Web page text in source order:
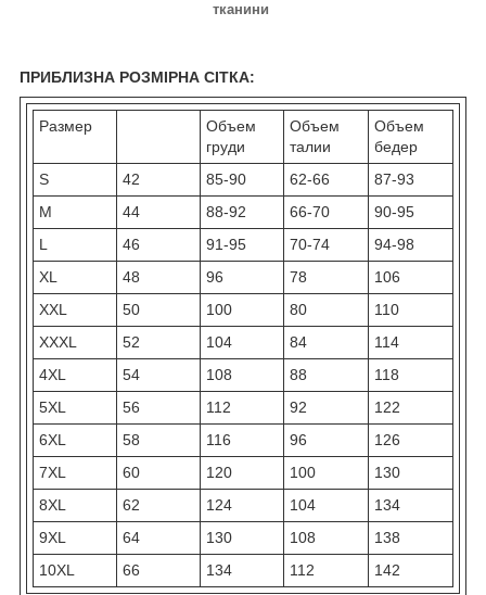
тканини
ПРИБЛИЗНА РОЗМІРНА СІТКА:
Размер
Объем
груди
Объем
талии
Объем
бедер
S
42 85-90 62-66
87-93
M
44 88-92 66-70
90-95
L
46 91-95 70-74
94-98
XL
48 96 78
106
XXL
50 100 80
110
XXXL
52 104 84
114
4XL
54 108 88
118
5XL
56 112 92
122
6XL
58 116 96
126
7XL
60 120 100
130
8XL
62 124 104
134
9XL
64 130 108
138
10XL
66 134 112 142